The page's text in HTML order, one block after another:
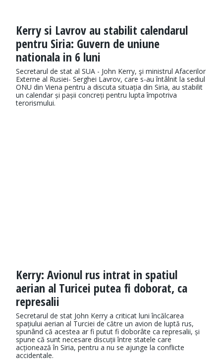
Kerry si Lavrov au stabilit calendarul
pentru Siria: Guvern de uniune
nationala in 6 luni
Secretarul de stat al SUA - John Kerry, şi ministrul Afacerilor
Externe al Rusiei- Serghei Lavrov, care s-au întâlnit la sediul
ONU din Viena pentru a discuta situația din Siria, au stabilit
un calendar și pașii concreți pentru lupta împotriva
terorismului.
Kerry: Avionul rus intrat in spatiul
aerian al Turicei putea fi doborat, ca
represalii
Secretarul de stat John Kerry a criticat luni încălcarea
spațiului aerian al Turciei de către un avion de luptă rus,
spunând că acestea ar fi putut fi doborâte ca represalii, și
spune că sunt necesare discuții între statele care
acționează în Siria, pentru a nu se ajunge la conflicte
accidentale.